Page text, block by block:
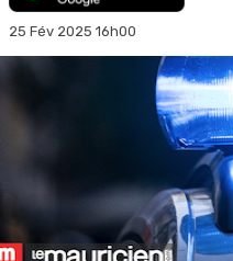
25 Fév 2025 16h00